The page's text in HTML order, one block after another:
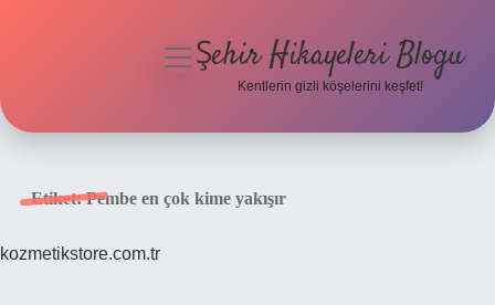
menüyüŞehir Hikayeleri Blogu
Kentlerin gizli köşelerini keşfet!
Etiket:Pembe en çok kime yakışır
kozmetikstore.com.tr